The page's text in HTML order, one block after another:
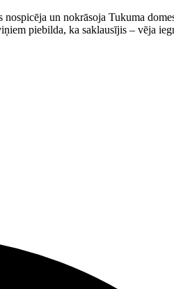
un nokrāsoja Tukuma
piebilda, ka saklausījis – vēja